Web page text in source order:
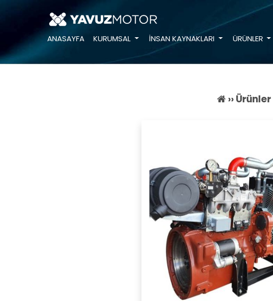
ANASAYFA
KURUMSAL İNSAN KAYNAKLARI ÜRÜNLER
››Ürünler